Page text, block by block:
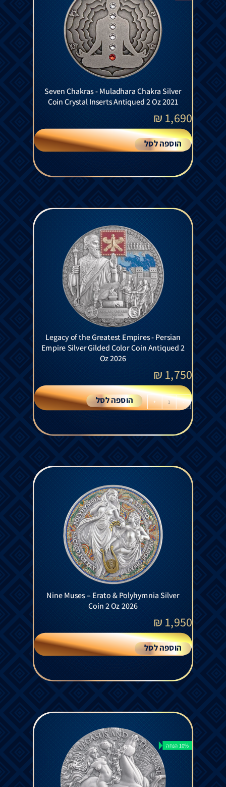
Seven Chakras - Muladhara Chakra Silver
Coin Crystal Inserts Antiqued 2 Oz 2021
1,690
₪
הוספה לסל
Legacy of the Greatest Empires - Persian
Empire Silver Gilded Color Coin Antiqued 2
Oz 2026
1,750
₪
-
+ הוספה לסל
Nine Muses – Erato & Polyhymnia Silver
Coin 2 Oz 2026
1,950
₪
הוספה לסל
10% הנחה